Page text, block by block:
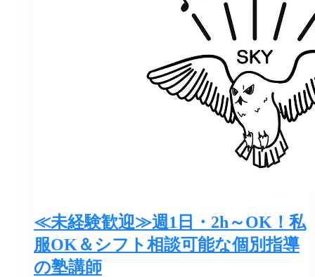
≪未経験歓迎≫週1日・2h～OK！私
服OK＆シフト相談可能な個別指導
の塾講師